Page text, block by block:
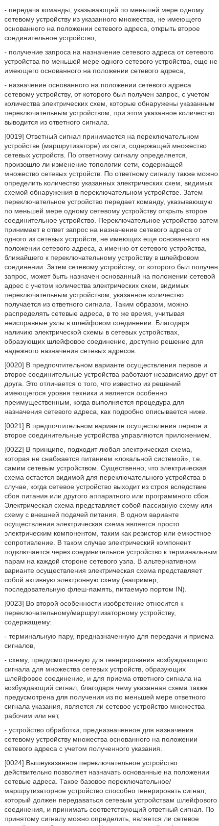
- передача команды, указывающей по меньшей мере одному
сетевому устройству из указанного множества, не имеющего
основанного на положении сетевого адреса, открыть второе
соединительное устройство,
- получение запроса на назначение сетевого адреса от сетевого
устройства по меньшей мере одного сетевого устройства, еще не
имеющего основанного на положении сетевого адреса,
- назначение основанного на положении сетевого адреса
сетевому устройству, от которого был получен запрос, с учетом
количества электрических схем, которые обнаружены указанным
переключательным устройством, при этом указанное количество
выводится из ответного сигнала.
[0019] Ответный сигнал принимается на переключательном
устройстве (маршрутизаторе) из сети, содержащей множество
сетевых устройств. По ответному сигналу определяется,
произошло ли изменение топологии сети, содержащей
множество сетевых устройств. По ответному сигналу также можно
определить количество указанных электрических схем, видимых
схемой обнаружения в переключательном устройстве. Затем
переключательное устройство передает команду, указывающую
по меньшей мере одному сетевому устройству открыть второе
соединительное устройство. Переключательное устройство затем
принимает в ответ запрос на назначение сетевого адреса от
одного из сетевых устройств, не имеющих еще основанного на
положении сетевого адреса, а именно от сетевого устройства,
ближайшего к переключательному устройству в шлейфовом
соединении. Затем сетевому устройству, от которого был получен
запрос, может быть назначен основанный на положении сетевой
адрес с учетом количества электрических схем, видимых
переключательным устройством, указанное количество
получается из ответного сигнала. Таким образом, можно
распределять сетевые адреса, в то же время, учитывая
неисправные узлы в шлейфовом соединении. Благодаря
наличию электрической схемы в сетевых устройствах,
образующих шлейфовое соединение, доступно решение для
надежного назначения сетевых адресов.
[0020] В предпочтительном варианте осуществления первое и
второе соединительные устройства работают независимо друг от
друга. Это отличается о того, что известно из решений
имеющегося уровня техники и является особенно
преимущественным, когда выполняется процедура для
назначения сетевого адреса, как подробно описывается ниже.
[0021] В предпочтительном варианте осуществления первое и
второе соединительные устройства управляются приложением.
[0022] В принципе, подходит любая электрическая схема,
которая не снабжается питанием «локальной системой», т.е.
самим сетевым устройством. Существенно, что электрическая
схема остается видимой для переключательного устройства в
случае, когда сетевое устройство выходит из строя вследствие
сбоя питания или другого аппаратного или программного сбоя.
Электрическая схема представляет собой пассивную схему или
схему с внешней подачей питания. В одном варианте
осуществления электрическая схема является просто
электрическим компонентом, таким как резистор или емкостное
сопротивление. В таком случае электрический компонент
подключается через соединительное устройство к терминальным
парам на каждой стороне сетевого узла. В альтернативном
варианте осуществления электрическая схема представляет
собой активную электронную схему (например,
последовательную флеш-память, питаемую портом IN).
[0023] Во второй особенности изобретение относится к
переключательному/маршрутизаторному устройству,
содержащему:
- терминальную пару, предназначенную для передачи и приема
сигналов,
- схему, предусмотренную для генерирования возбуждающего
сигнала для множества сетевых устройств, образующих
шлейфовое соединение, и для приема ответного сигнала на
возбуждающий сигнал, благодаря чему указанная схема также
предусмотрена для получения из по меньшей мере ответного
сигнала указания, является ли сетевое устройство множества
рабочим или нет,
- устройство обработки, предназначенное для назначения
сетевому устройству множества основанного на положении
сетевого адреса с учетом полученного указания.
[0024] Вышеуказанное переключательное устройство
действительно позволяет назначать основанные на положении
сетевые адреса. Такое базовое переключательное/
маршрутизаторное устройство способно генерировать сигнал,
который должен передаваться сетевым устройствам шлейфового
соединения, и принимать соответствующий ответный сигнал. По
принятому сигналу можно определить, является ли сетевое